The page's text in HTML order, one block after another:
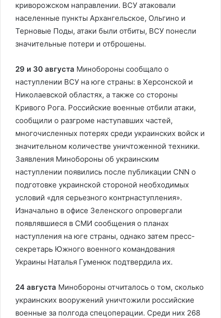
криворожском направлении. ВСУ атаковали
населенные пункты Архангельское, Ольгино и
Терновые Поды, атаки были отбиты, ВСУ понесли
значительные потери и отброшены.
29 и 30 августа Минобороны сообщало о
наступлении ВСУ на юге страны: в Херсонской и
Николаевской областях, а также со стороны
Кривого Рога. Российские военные отбили атаки,
сообщили о разгроме наступавших частей,
многочисленных потерях среди украинских войск и
значительном количестве уничтоженной техники.
Заявления Минобороны об украинским
наступлении появились после публикации CNN о
подготовке украинской стороной необходимых
условий «для серьезного контрнаступления».
Изначально в офисе Зеленского опровергали
появлявшиеся в СМИ сообщения о планах
наступления на юге страны, однако затем пресс-
секретарь Южного военного командования
Украины Наталья Гуменюк подтвердила их.
24 августа Минобороны отчиталось о том, сколько
украинских вооружений уничтожили российские
военные за полгода спецоперации. Среди них 268